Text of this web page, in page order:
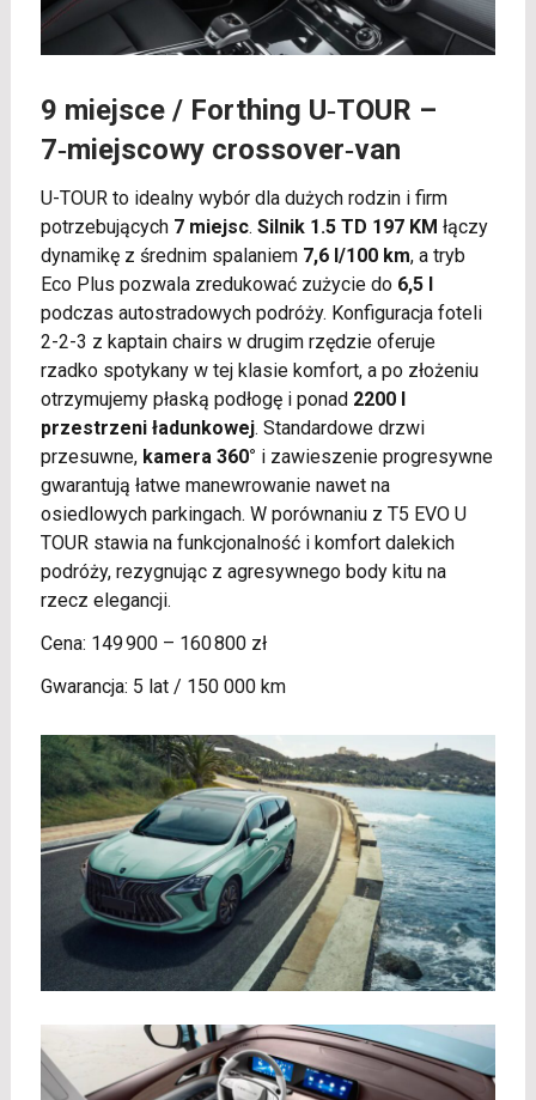
9 miejsce / Forthing U‑TOUR –
7‑miejscowy crossover‑van
U-TOUR to idealny wybór dla dużych rodzin i firm
potrzebujących 7 miejsc. Silnik 1.5 TD 197 KM łączy
dynamikę z średnim spalaniem 7,6 l/100 km, a tryb
Eco Plus pozwala zredukować zużycie do 6,5 l
podczas autostradowych podróży. Konfiguracja foteli
2-2-3 z kaptain chairs w drugim rzędzie oferuje
rzadko spotykany w tej klasie komfort, a po złożeniu
otrzymujemy płaską podłogę i ponad 2200 l
przestrzeni ładunkowej. Standardowe drzwi
przesuwne, kamera 360° i zawieszenie progresywne
gwarantują łatwe manewrowanie nawet na
osiedlowych parkingach. W porównaniu z T5 EVO U
TOUR stawia na funkcjonalność i komfort dalekich
podróży, rezygnując z agresywnego body kitu na
rzecz elegancji.
Cena: 149 900 – 160 800 zł
Gwarancja: 5 lat / 150 000 km